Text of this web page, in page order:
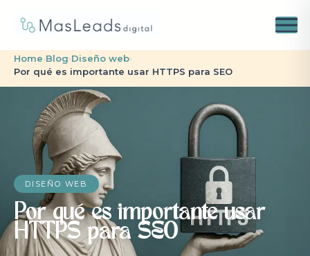
Home›Blog›Diseño web›
Por qué es importante usar HTTPS para SEO
DISEÑO WEB
Por qué es importante usar
HTTPS para SEO